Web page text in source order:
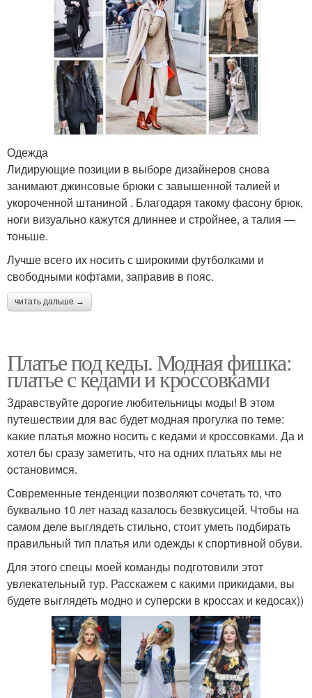
Одежда
Лидирующие позиции в выборе дизайнеров снова
занимают джинсовые брюки с завышенной талией и
укороченной штаниной . Благодаря такому фасону брюк,
ноги визуально кажутся длиннее и стройнее, а талия —
тоньше.
Лучше всего их носить с широкими футболками и
свободными кофтами, заправив в пояс.
читать дальше →
Платье под кеды. Модная фишка:
платье с кедами и кроссовками
Здравствуйте дорогие любительницы моды! В этом
путешествии для вас будет модная прогулка по теме:
какие платья можно носить с кедами и кроссовками. Да и
хотел бы сразу заметить, что на одних платьях мы не
остановимся.
Современные тенденции позволяют сочетать то, что
буквально 10 лет назад казалось безвкусицей. Чтобы на
самом деле выглядеть стильно, стоит уметь подбирать
правильный тип платья или одежды к спортивной обуви.
Для этого спецы моей команды подготовили этот
увлекательный тур. Расскажем с какими прикидами, вы
будете выглядеть модно и суперски в кроссах и кедосах))